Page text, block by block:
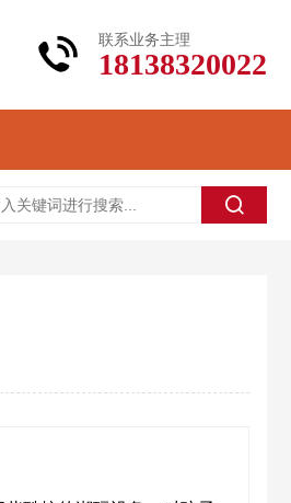
联系业务主理
18138320022